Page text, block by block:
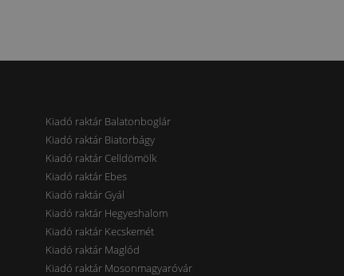
Kiadó raktár Balatonboglár
Kiadó raktár Biatorbágy
Kiadó raktár Celldömölk
Kiadó raktár Ebes
Kiadó raktár Gyál
Kiadó raktár Hegyeshalom
Kiadó raktár Kecskemét
Kiadó raktár Maglód
Kiadó raktár Mosonmagyaróvár